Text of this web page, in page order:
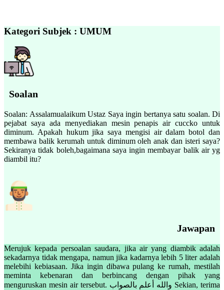
Kategori Subjek : UMUM
Soalan
Soalan: Assalamualaikum Ustaz Saya ingin bertanya satu soalan. Di
pejabat saya ada menyediakan mesin penapis air cuccko untuk
diminum. Apakah hukum jika saya mengisi air dalam botol dan
membawa balik kerumah untuk diminum oleh anak dan isteri saya?
Sekiranya tidak boleh,bagaimana saya ingin membayar balik air yg
diambil itu?
Jawapan
Merujuk kepada persoalan saudara, jika air yang diambik adalah
sekadarnya tidak mengapa, namun jika kadarnya lebih 5 liter adalah
melebihi kebiasaan. Jika ingin dibawa pulang ke rumah, mestilah
meminta kebenaran dan berbincang dengan pihak yang
menguruskan mesin air tersebut. والله أعلم بالصواب Sekian, terima